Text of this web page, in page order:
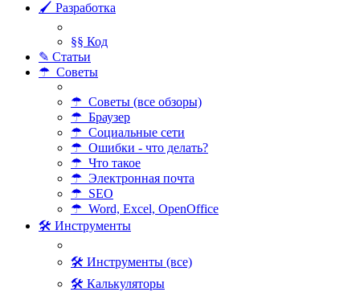
🖌 Разработка
§§ Код
✎ Статьи
☂ Советы
☂ Советы (все обзоры)
☂ Браузер
☂ Социальные сети
☂ Ошибки - что делать?
☂ Что такое
☂ Электронная почта
☂ SEO
☂ Word, Excel, OpenOffice
🛠 Инструменты
🛠 Инструменты (все)
🛠 Калькуляторы